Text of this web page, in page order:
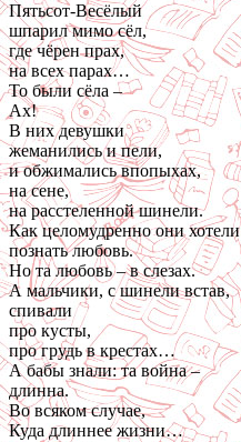
Пятьсот-Весёлый
шпарил мимо сёл,
где чёрен прах,
на всех парах…
То были сёла –
Ах!
В них девушки
жеманились и пели,
и обжимались впопыхах,
на сене,
на расстеленной шинели.
Как целомудренно они хотели
познать любовь.
Но та любовь – в слезах.
А мальчики, с шинели встав,
спивали
про кусты,
про грудь в крестах…
А бабы знали: та война –
длинна.
Во всяком случае,
Куда длиннее жизни…